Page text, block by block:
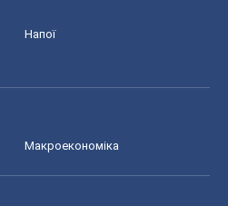
Напої
Макроекономіка